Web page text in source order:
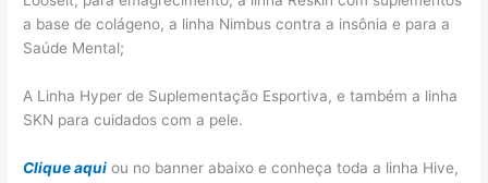
a base de colágeno, a linha Nimbus contra a insônia e para a
Saúde Mental;
A Linha Hyper de Suplementação Esportiva, e também a linha
SKN para cuidados com a pele.
Clique aqui ou no banner abaixo e conheça toda a linha Hive,